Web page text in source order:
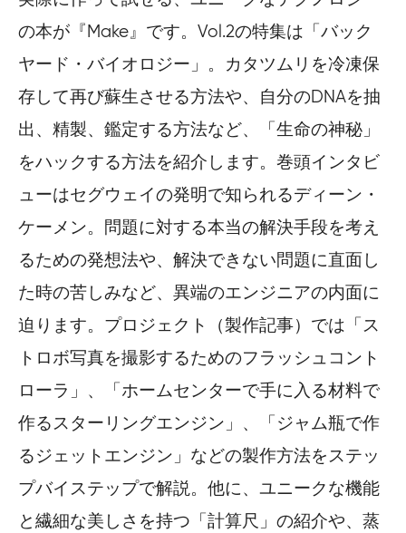
の本が『Make』です。Vol.2の特集は「バック
ヤード・バイオロジー」。カタツムリを冷凍保
存して再び蘇生させる方法や、自分のDNAを抽
出、精製、鑑定する方法など、「生命の神秘」
をハックする方法を紹介します。巻頭インタビ
ューはセグウェイの発明で知られるディーン・
ケーメン。問題に対する本当の解決手段を考え
るための発想法や、解決できない問題に直面し
た時の苦しみなど、異端のエンジニアの内面に
迫ります。プロジェクト（製作記事）では「ス
トロボ写真を撮影するためのフラッシュコント
ローラ」、「ホームセンターで手に入る材料で
作るスターリングエンジン」、「ジャム瓶で作
るジェットエンジン」などの製作方法をステッ
プバイステップで解説。他に、ユニークな機能
と繊細な美しさを持つ「計算尺」の紹介や、蒸